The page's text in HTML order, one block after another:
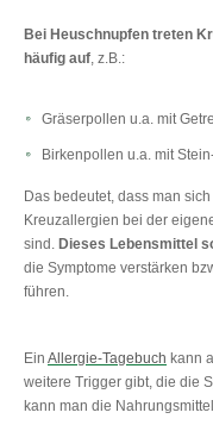
Bei Heuschnupfen treten
häufig auf , z.B.:
Gräserpollen u.a. mit
Birkenpollen u.a. mit
Das bedeutet, dass man
Kreuzallergien bei der
sind. Dieses Lebensmittel
die Symptome verstärken
führen.
Ein Allergie-Tagebuch kann
weitere Trigger gibt, die die
kann man die